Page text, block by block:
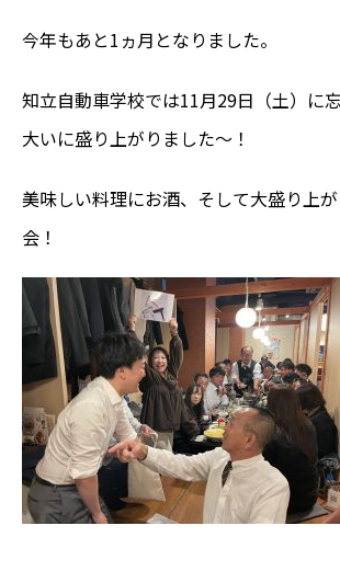
今年もあと1 ヵ月となりました。
知立自動車学校では11月29日（土）に
大いに盛り上がりました〜！
美味しい料理にお酒、そして大盛り上
会！